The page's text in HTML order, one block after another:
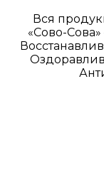
Вся
«Сово-